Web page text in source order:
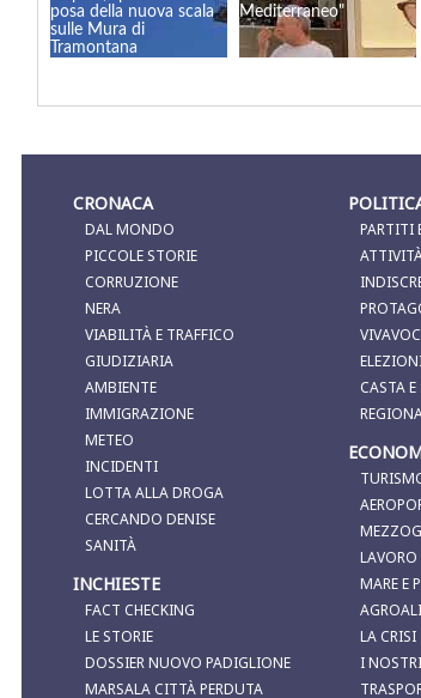
posa della nuova scala
sulle Mura di
Tramontana
Mediterraneo"
CRONACA
DAL MONDO
PICCOLE STORIE
CORRUZIONE
NERA
VIABILITÀ E TRAFFICO
GIUDIZIARIA
AMBIENTE
IMMIGRAZIONE
METEO
INCIDENTI
LOTTA ALLA DROGA
CERCANDO DENISE
SANITÀ
INCHIESTE
FACT CHECKING
LE STORIE
DOSSIER NUOVO PADIGLIONE
MARSALA CITTÀ PERDUTA
PARTITI
CASTA E
LAVORO
MARE E
LA CRISI
I